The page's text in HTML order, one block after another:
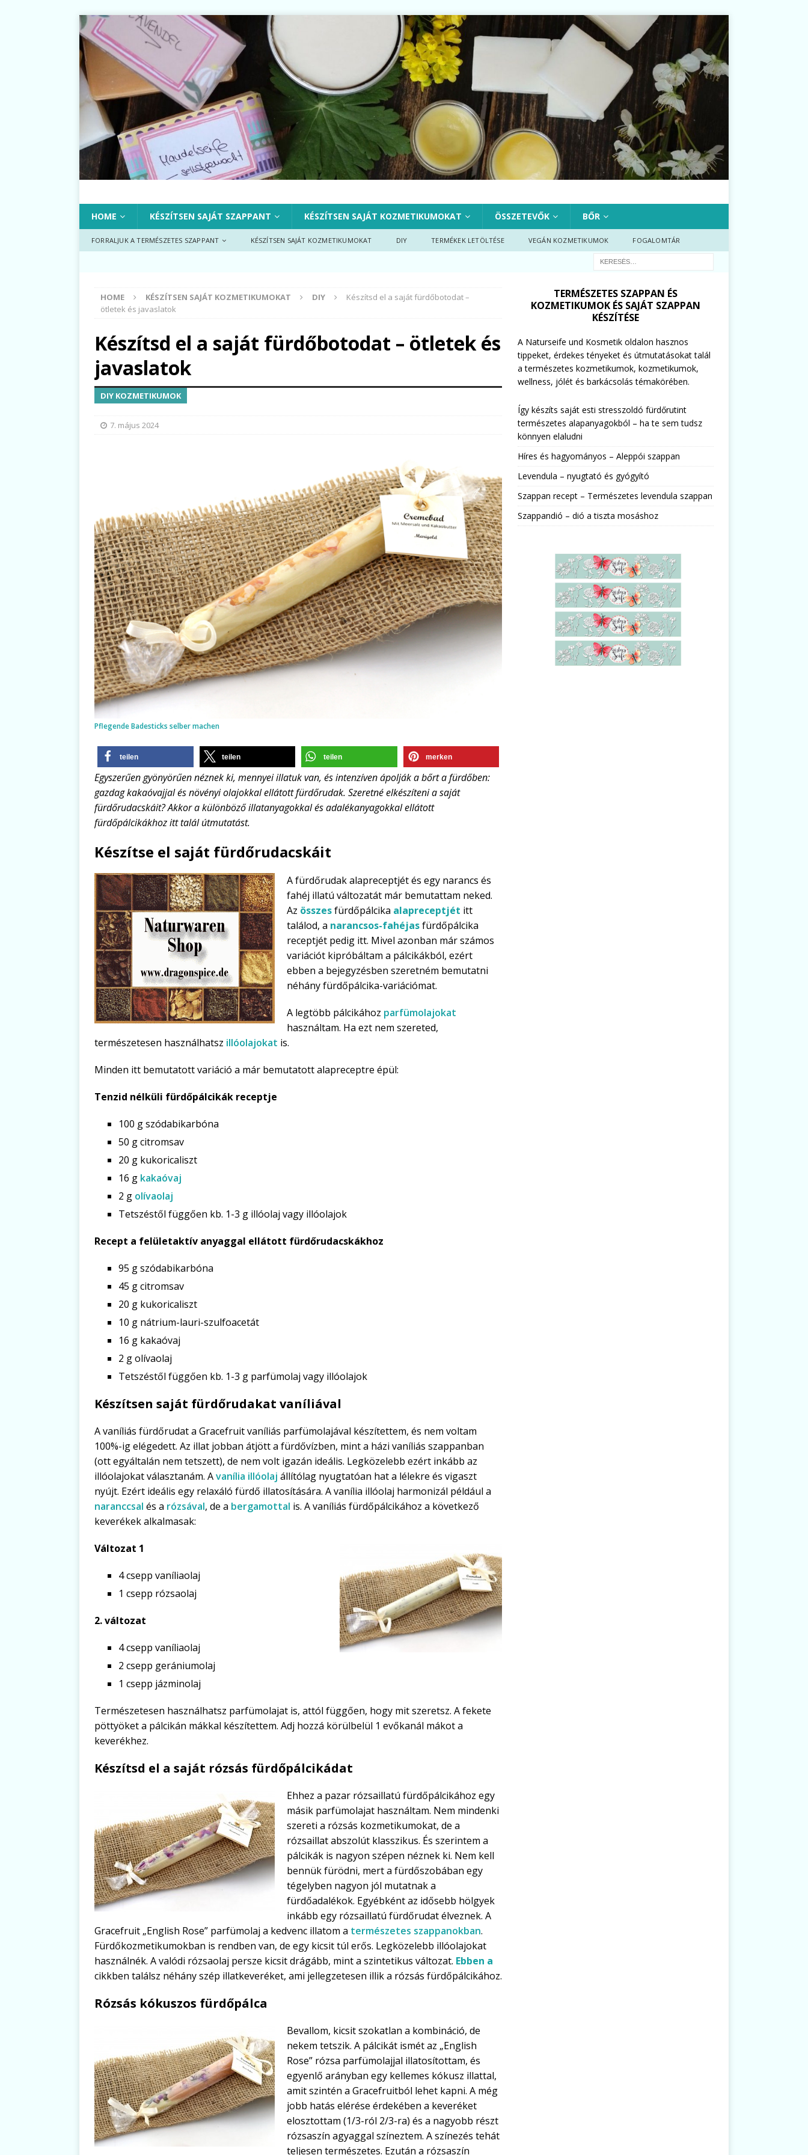
HOME KÉSZÍTSEN SAJÁT SZAPPANT KÉSZÍTSEN SAJÁT KOZMETIKUMOKAT ÖSSZETEVŐK BŐR
FORRALJUK A TERMÉSZETES SZAPPANT KÉSZÍTSEN SAJÁT KOZMETIKUMOKAT DIY TERMÉKEK LETÖLTÉSE VEGÁN KOZMETIKUMOK FOGALOMTÁR
HOME KÉSZÍTSEN SAJÁT KOZMETIKUMOKAT DIY
Készítsd el a saját fürdőbotodat –
ötletek és javaslatok
Készítsd el a saját fürdőbotodat – ötletek és
javaslatok
DIY KOZMETIKUMOK
7. május 2024
Pflegende Badesticks selber machen
teilen teilen teilen merken
Egyszerűen gyönyörűen néznek ki, mennyei illatuk van, és intenzíven ápolják a bőrt a fürdőben:
gazdag kakaóvajjal és növényi olajokkal ellátott fürdőrudak. Szeretné elkészíteni a saját
fürdőrudacskáit? Akkor a különböző illatanyagokkal és adalékanyagokkal ellátott
fürdőpálcikákhoz itt talál útmutatást.
Készítse el saját fürdőrudacskáit
A fürdőrudak alapreceptjét és egy narancs és
fahéj illatú változatát már bemutattam neked.
Az összesfürdőpálcika alapreceptjét itt
találod, a narancsos-fahéjasfürdőpálcika
receptjét pedig itt. Mivel azonban már számos
variációt kipróbáltam a pálcikákból, ezért
ebben a bejegyzésben szeretném bemutatni
néhány fürdőpálcika-variációmat.
A legtöbb pálcikához parfümolajokat
használtam. Ha ezt nem szereted,
természetesen használhatsz illóolajokat is.
Minden itt bemutatott variáció a már bemutatott alapreceptre épül:
Tenzid nélküli fürdőpálcikák receptje
100 g szódabikarbóna
50 g citromsav
20 g kukoricaliszt
16 g kakaóvaj
2 g olívaolaj
Tetszéstől függően kb. 1-3 g illóolaj vagy illóolajok
Recept a felületaktív anyaggal ellátott fürdőrudacskákhoz
95 g szódabikarbóna
45 g citromsav
20 g kukoricaliszt
10 g nátrium-lauri-szulfoacetát
16 g kakaóvaj
2 g olívaolaj
Tetszéstől függően kb. 1-3 g parfümolaj vagy illóolajok
Készítsen saját fürdőrudakat vaníliával
A vaníliás fürdőrudat a Gracefruit vaníliás parfümolajával készítettem, és nem voltam
100%-ig elégedett. Az illat jobban átjött a fürdővízben, mint a házi vaníliás szappanban
(ott egyáltalán nem tetszett), de nem volt igazán ideális. Legközelebb ezért inkább az
illóolajokat választanám. Avanília illóolaj állítólag nyugtatóan hat a lélekre és vigaszt
nyújt. Ezért ideális egy relaxáló fürdő illatosítására. A vanília illóolaj harmonizál például a
naranccsal és a rózsával, de a bergamottal is. A vaníliás fürdőpálcikához a következő
keverékek alkalmasak:
Változat 1
4 csepp vaníliaolaj
1 csepp rózsaolaj
2. változat
4 csepp vaníliaolaj
2 csepp gerániumolaj
1 csepp jázminolaj
Természetesen használhatsz parfümolajat is, attól függően, hogy mit szeretsz. A fekete
pöttyöket a pálcikán mákkal készítettem. Adj hozzá körülbelül 1 evőkanál mákot a
keverékhez.
Készítsd el a saját rózsás fürdőpálcikádat
Ehhez a pazar rózsaillatú fürdőpálcikához egy
másik parfümolajat használtam. Nem mindenki
szereti a rózsás kozmetikumokat, de a
rózsaillat abszolút klasszikus. És szerintem a
pálcikák is nagyon szépen néznek ki. Nem kell
bennük fürödni, mert a fürdőszobában egy
tégelyben nagyon jól mutatnak a
fürdőadalékok. Egyébként az idősebb hölgyek
inkább egy rózsaillatú fürdőrudat élveznek. A
Gracefruit „English Rose” parfümolaj a kedvenc illatom a természetes szappanokban.
Fürdőkozmetikumokban is rendben van, de egy kicsit túl erős. Legközelebb illóolajokat
használnék. A valódi rózsaolaj persze kicsit drágább, mint a szintetikus változat. Ebben a
cikkben találsz néhány szép illatkeveréket, ami jellegzetesen illik a rózsás fürdőpálcikához.
Rózsás kókuszos fürdőpálca
Bevallom, kicsit szokatlan a kombináció, de
nekem tetszik. A pálcikát ismét az „English
Rose” rózsa parfümolajjal illatosítottam, és
egyenlő arányban egy kellemes kókusz illattal,
amit szintén a Gracefruitból lehet kapni. A még
jobb hatás elérése érdekében a keveréket
elosztottam (1/3-ról 2/3-ra) és a nagyobb részt
rózsaszín agyaggal színeztem. A színezés tehát
teljesen természetes. Ezután a rózsaszín
TERMÉSZETES SZAPPAN ÉS
KOZMETIKUMOK ÉS SAJÁT SZAPPAN
KÉSZÍTÉSE
A Naturseife und Kosmetik oldalon hasznos
tippeket, érdekes tényeket és útmutatásokat talál
a természetes kozmetikumok, kozmetikumok,
wellness, jólét és barkácsolás témakörében.
Így készíts saját esti stresszoldó fürdőrutint
természetes alapanyagokból – ha te sem tudsz
könnyen elaludni
Híres és hagyományos – Aleppói szappan
Levendula – nyugtató és gyógyító
Szappan recept – Természetes levendula szappan
Szappandió – dió a tiszta mosáshoz